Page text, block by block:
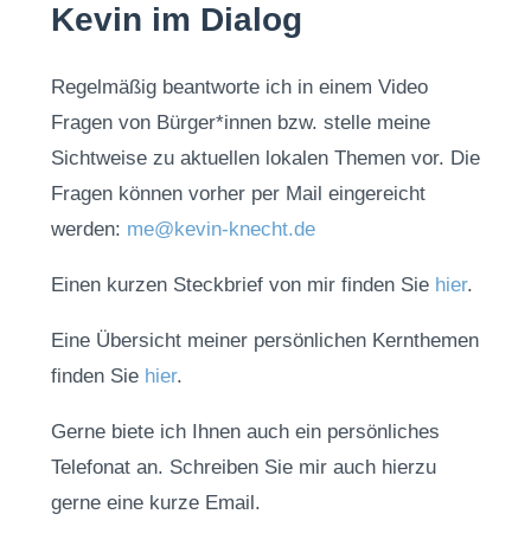
Kevin im Dialog
Regelmäßig beantworte ich in einem Video
Fragen von Bürger*innen bzw. stelle meine
Sichtweise zu aktuellen lokalen Themen vor. Die
Fragen können vorher per Mail eingereicht
werden: me@kevin-knecht.de
Einen kurzen Steckbrief von mir finden Sie hier.
Eine Übersicht meiner persönlichen Kernthemen
finden Sie hier.
Gerne biete ich Ihnen auch ein persönliches
Telefonat an. Schreiben Sie mir auch hierzu
gerne eine kurze Email.